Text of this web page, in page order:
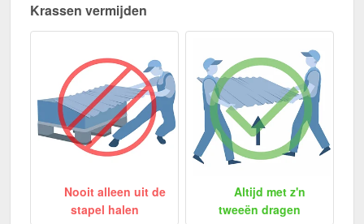
Krassen vermijden
Nooit alleen uit de
stapel halen
Altijd met z'n
tweeën dragen